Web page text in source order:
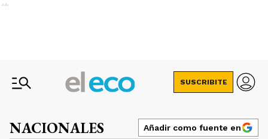
Ads
SUSCRIBITE
NACIONALES Añadir como fuente en